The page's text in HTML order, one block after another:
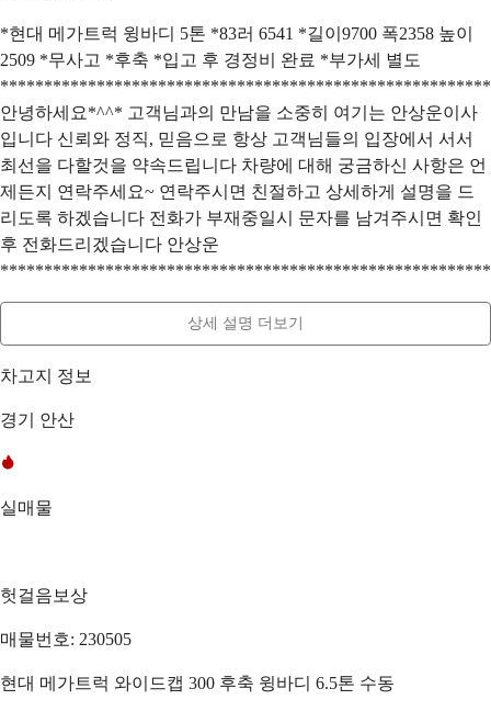
*현대 메가트럭 윙바디 5톤 *83러 6541 *길이9700 폭2358 높이
2509 *무사고 *후축 *입고 후 경정비 완료 *부가세 별도
안녕하세요*^^* 고객님과의 만남을 소중히 여기는 안상운이사
입니다 신뢰와 정직, 믿음으로 항상 고객님들의 입장에서 서서
최선을 다할것을 약속드립니다 차량에 대해 궁금하신 사항은 언
제든지 연락주세요~ 연락주시면 친절하고 상세하게 설명을 드
리도록 하겠습니다 전화가 부재중일시 문자를 남겨주시면 확인
후 전화드리겠습니다 안상운
상세 설명 더보기
차고지 정보
경기 안산
실매물
헛걸음보상
매물번호: 230505
현대 메가트럭 와이드캡 300 후축 윙바디 6.5톤 수동